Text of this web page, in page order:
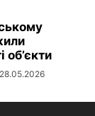
об’єкти
28.05.2026